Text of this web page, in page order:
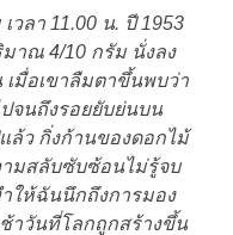
วลา 11.00 น. ปี 1953
าณ 4/10 กรัม นั่งลง
เมื่อเขาลืมตาขึ้นพบว่า
จนถึงรอยยับย่นบน
ล้ว กิ่งก้านของดอกไม้
ามสลับซับซ้อนไม่รู้จบ
ให้ฉันนึกถึงการมอง
ช้าวันที่โลกถูกสร้างขึ้น